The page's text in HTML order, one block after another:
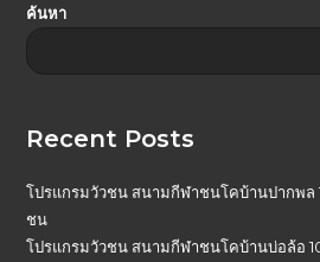
ค้นหา
Recent Posts
โปรแกรมวัวชน สนามกีฬาชนโคบ้านปากพล
ชน
โปรแกรมวัวชน สนามกีฬาชนโคบ้านบ่อล้อ